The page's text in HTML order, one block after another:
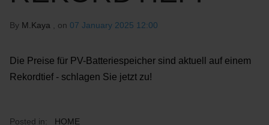
By M.Kaya , on 07 January 2025 12:00
Die Preise für PV-Batteriespeicher sind aktuell auf einem
Rekordtief - schlagen Sie jetzt zu!
Posted in: HOME